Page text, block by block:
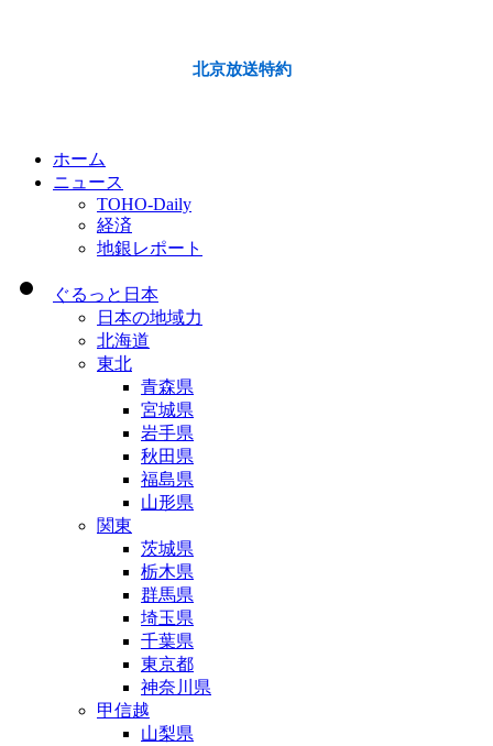
北京放送特約
ホーム
ニュース
TOHO-Daily
経済
地銀レポート
ぐるっと日本
日本の地域力
北海道
東北
青森県
宮城県
岩手県
秋田県
福島県
山形県
関東
茨城県
栃木県
群馬県
埼玉県
千葉県
東京都
神奈川県
甲信越
山梨県